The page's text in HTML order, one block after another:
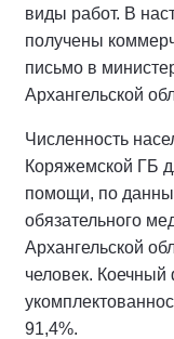
виды работ. В
получены
письмо в
Архангельской
Численность
Коряжемской ГБ
помощи, по
обязательного
Архангельской
человек.
91,4%.